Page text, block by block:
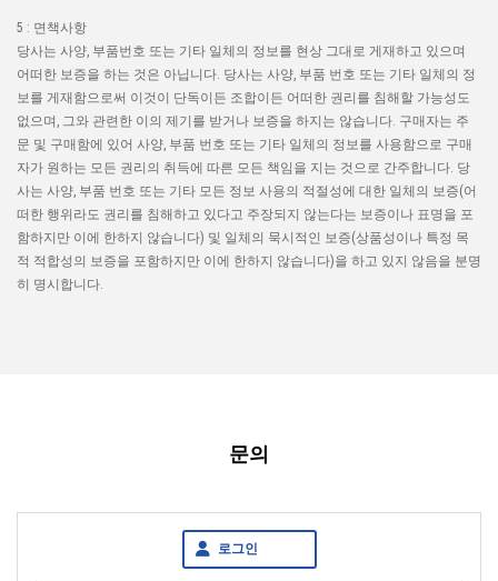
5 : 면책사항
당사는 사양, 부품번호 또는 기타 일체의 정보를 현상 그대로 게재하고 있으며
어떠한 보증을 하는 것은 아닙니다. 당사는 사양, 부품 번호 또는 기타 일체의 정
보를 게재함으로써 이것이 단독이든 조합이든 어떠한 권리를 침해할 가능성도
없으며, 그와 관련한 이의 제기를 받거나 보증을 하지는 않습니다. 구매자는 주
문 및 구매함에 있어 사양, 부품 번호 또는 기타 일체의 정보를 사용함으로 구매
자가 원하는 모든 권리의 취득에 따른 모든 책임을 지는 것으로 간주합니다. 당
사는 사양, 부품 번호 또는 기타 모든 정보 사용의 적절성에 대한 일체의 보증(어
떠한 행위라도 권리를 침해하고 있다고 주장되지 않는다는 보증이나 표명을 포
함하지만 이에 한하지 않습니다) 및 일체의 묵시적인 보증(상품성이나 특정 목
적 적합성의 보증을 포함하지만 이에 한하지 않습니다)을 하고 있지 않음을 분명
히 명시합니다.
문의
로그인